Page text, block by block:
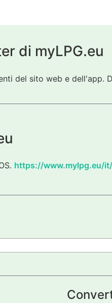
di myLPG.eu
del sito web e dell'app.
https://www.mylpg.eu/